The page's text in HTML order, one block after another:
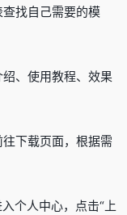
找自己需要的模
、使用教程、效果
下载页面，根据需
个人中心，点击“上